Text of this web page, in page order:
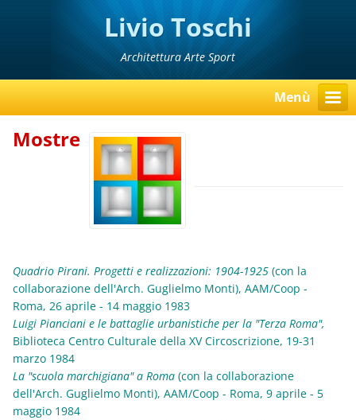
Livio Toschi
Architettura Arte Sport
Menù
Mostre
Quadrio Pirani. Progetti e realizzazioni: 1904-1925(con la
collaborazione dell'Arch. Guglielmo Monti), AAM/Coop -
Roma, 26 aprile - 14 maggio 1983
Luigi Pianciani e le battaglie urbanistiche per la "Terza Roma",
Biblioteca Centro Culturale della XV Circoscrizione, 19-31
marzo 1984
La "scuola marchigiana" a Roma(con la collaborazione
dell'Arch. Guglielmo Monti), AAM/Coop - Roma, 9 aprile - 5
maggio 1984